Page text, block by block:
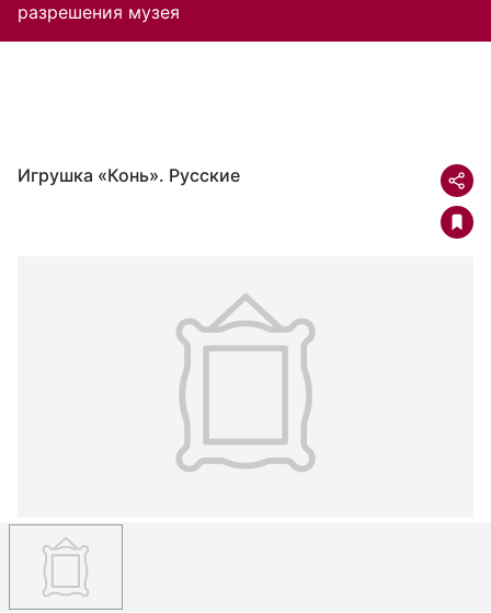
разрешения музея
Игрушка «Конь». Русские